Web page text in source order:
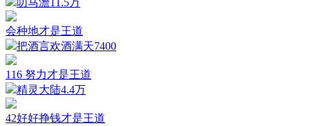
会种地才是王道
把酒言欢酒满天7400
116 努力才是王道
精灵大陆4.4万
42好好挣钱才是王道